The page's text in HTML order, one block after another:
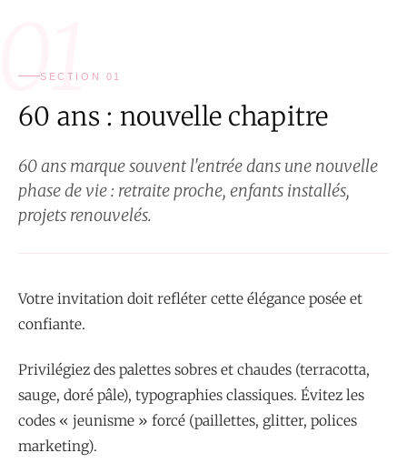
SECTION 01
60 ans : nouvelle chapitre
60 ans marque souvent l'entrée dans une nouvelle
phase de vie : retraite proche, enfants installés,
projets renouvelés.
Votre invitation doit refléter cette élégance posée et
confiante.
Privilégiez des palettes sobres et chaudes (terracotta,
sauge, doré pâle), typographies classiques. Évitez les
codes « jeunisme » forcé (paillettes, glitter, polices
marketing).